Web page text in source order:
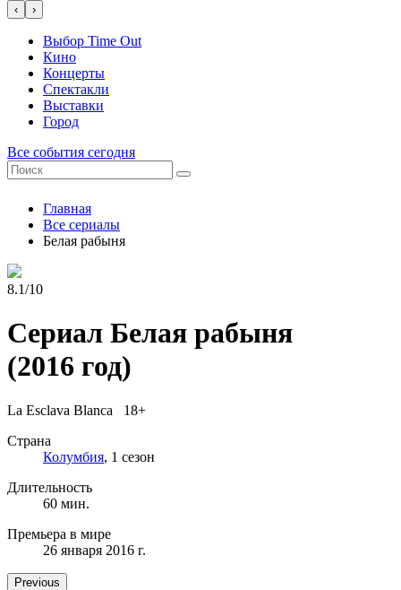
‹ ›
Выбор Time Out
Кино
Концерты
Спектакли
Выставки
Город
Все события сегодня
Главная
Все сериалы
Белая рабыня
8.1/10
Сериал Белая рабыня
(2016 год)
La Esclava Blanca 18+
Страна
Колумбия, 1 сезон
Длительность
60 мин.
Премьера в мире
26 января 2016 г.
Previous